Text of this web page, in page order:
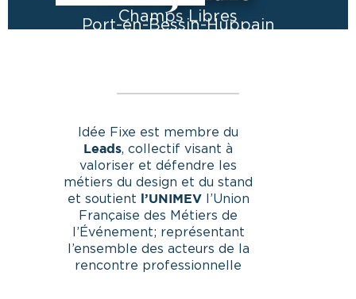
Champs Libres
Port-en-Bessin-Huppain
Idée Fixe est membre du
Leads, collectif visant à
valoriser et défendre les
métiers du design et du stand
et soutient
l’UNIMEVl’Union
Française des Métiers de
l’Événement; représentant
l’ensemble des acteurs de la
rencontre professionnelle